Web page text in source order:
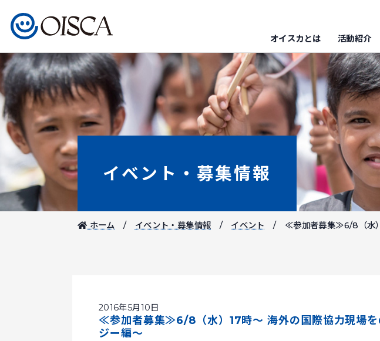
オイスカとは 活動紹介
イベント・募集情報
ホーム イベント・募集情報 イベント ≪参加者募集≫6/8（水
2016年5月10日
≪参加者募集≫6/8（水）17時～ 海外の国際協力現場を
ジー編～